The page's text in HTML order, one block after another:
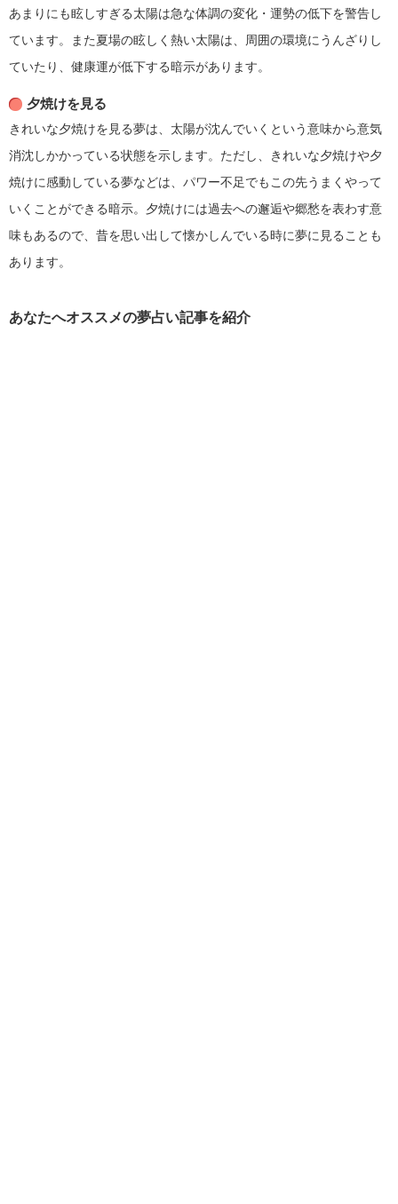
あまりにも眩しすぎる太陽は急な体調の変化・運勢の低下を警告し
ています。また夏場の眩しく熱い太陽は、周囲の環境にうんざりし
ていたり、健康運が低下する暗示があります。
夕焼けを見る
きれいな夕焼けを見る夢は、太陽が沈んでいくという意味から意気
消沈しかかっている状態を示します。ただし、きれいな夕焼けや夕
焼けに感動している夢などは、パワー不足でもこの先うまくやって
いくことができる暗示。夕焼けには過去への邂逅や郷愁を表わす意
味もあるので、昔を思い出して懐かしんでいる時に夢に見ることも
あります。
あなたへオススメの夢占い記事を紹介